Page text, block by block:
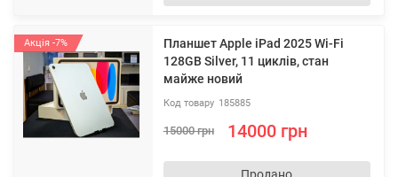
Акція -7%
Планшет Apple iPad 2025 Wi-Fi
128GB Silver, 11 циклів, стан
майже новий
185885
15000 грн 14000 грн
Продано